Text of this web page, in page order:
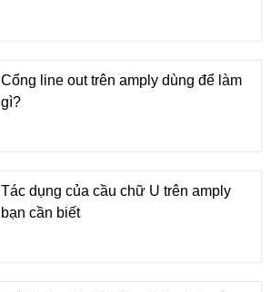
Cổng line out trên amply dùng để làm
gì?
Tác dụng của cầu chữ U trên amply
bạn cần biết